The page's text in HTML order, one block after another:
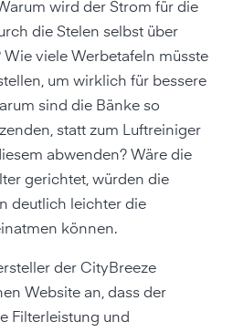
wird der Strom für die
die Stelen selbst über
viele Werbetafeln müsste
um wirklich für bessere
sind die Bänke so
statt zum Luftreiniger
abwenden? Wäre die
gerichtet, würden die
deutlich leichter die
können.
der CityBreeze
Website an, dass der
Filterleistung und